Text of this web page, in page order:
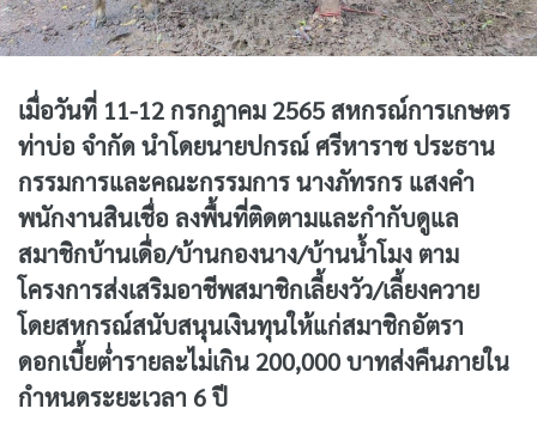
เมื่อวันที่ 11-12 กรกฎาคม 2565 สหกรณ์การเกษตร
ท่าบ่อ จำกัด นำโดยนายปกรณ์ ศรีหาราช ประธาน
กรรมการและคณะกรรมการ นางภัทรกร แสงคำ
พนักงานสินเชื่อ ลงพื้นที่ติดตามและกำกับดูแล
สมาชิกบ้านเดื่อ/บ้านกองนาง/บ้านน้ำโมง ตาม
โครงการส่งเสริมอาชีพสมาชิกเลี้ยงวัว/เลี้ยงควาย
โดยสหกรณ์สนับสนุนเงินทุนให้แก่สมาชิกอัตรา
ดอกเบี้ยต่ำรายละไม่เกิน 200,000 บาทส่งคืนภายใน
กำหนดระยะเวลา 6 ปี